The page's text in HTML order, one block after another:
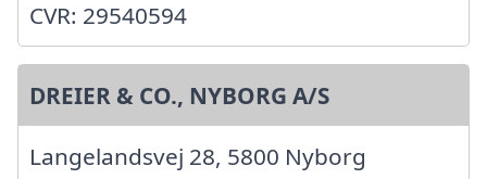
CVR: 29540594
DREIER & CO., NYBORG A/S
Langelandsvej 28, 5800 Nyborg